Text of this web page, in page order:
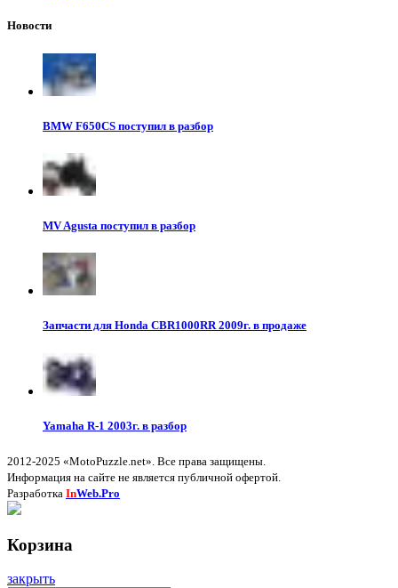
Новости
BMW F650CS поступил в разбор
MV Agusta поступил в разбор
Запчасти для Honda CBR1000RR 2009г. в продаже
Yamaha R-1 2003г. в разбор
2012-2025 «MotoPuzzle.net». Все права защищены.
Информация на сайте не является публичной офертой.
Разработка InWeb.Pro
Корзина
закрыть